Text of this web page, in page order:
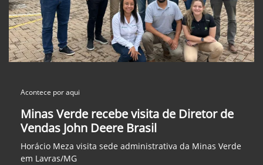
Acontece por aqui
Minas Verde recebe visita de Diretor de
Vendas John Deere Brasil
Horácio Meza visita sede administrativa da Minas Verde
em Lavras/MG